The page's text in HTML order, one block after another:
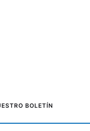
BOLETÍN